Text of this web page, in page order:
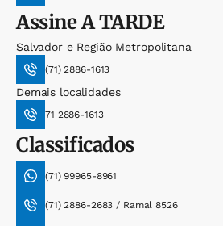
AssineA TARDE
Salvador e Região Metropolitana
(71) 2886-1613
Demais localidades
71 2886-1613
Classificados
(71) 99965-8961
(71) 2886-2683 / Ramal 8526